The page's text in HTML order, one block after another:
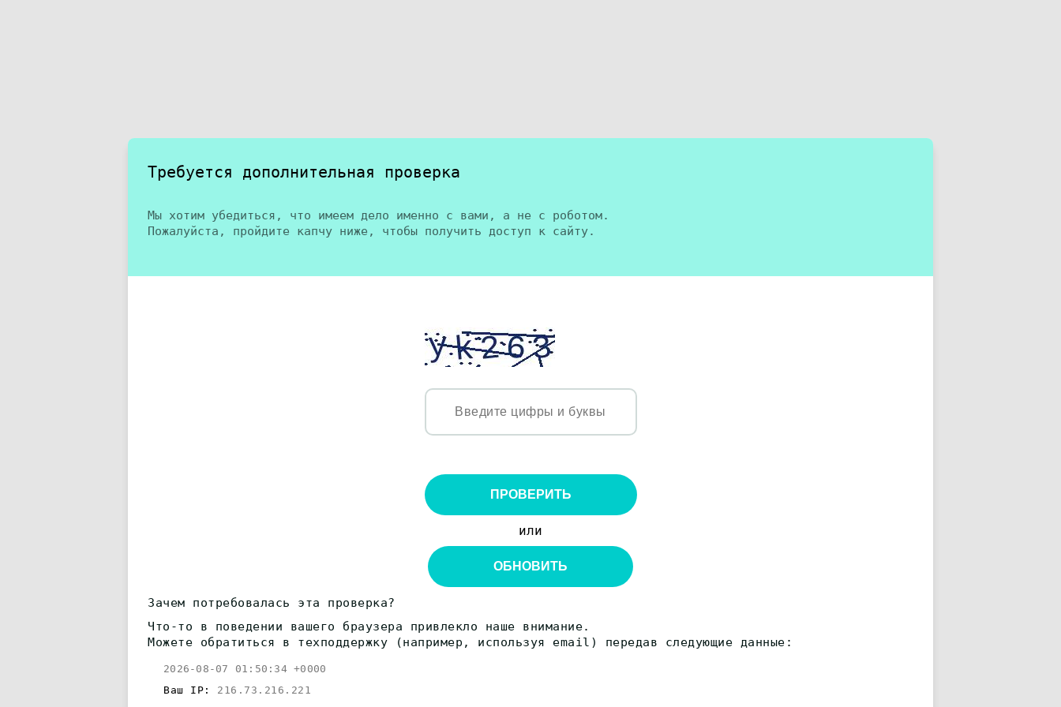
Требуется дополнительная проверка
Мы хотим убедиться, что имеем дело именно с вами, а не с роботом.
Пожалуйста, пройдите капчу ниже, чтобы получить доступ к сайту.
ПРОВЕРИТЬ
или
ОБНОВИТЬ
Зачем потребовалась эта проверка?
Что-то в поведении вашего браузера привлекло наше внимание.
Можете обратиться в техподдержку (например, используя email) передав следующие данные:
2026-08-07 01:50:34 +0000
Ваш IP: 216.73.216.221